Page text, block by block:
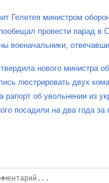
Гелетея министром
провести парад в
военачальники,
нового министра
люстрировать двух
рапорт об увольнении из
посадили на два года